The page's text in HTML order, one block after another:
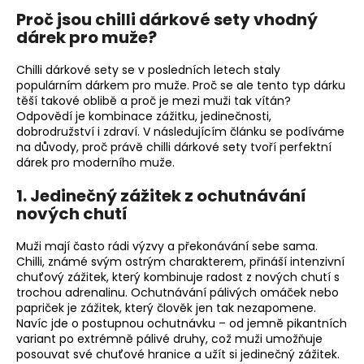
l
a
c
í
p
r
y
ý
p
i
s
u
Proč jsou chilli dárkové sety vhodný
dárek pro muže?
Chilli dárkové sety se v posledních letech staly
populárním dárkem pro muže. Proč se ale tento typ dárku
těší takové oblibě a proč je mezi muži tak vítán?
Odpovědí je kombinace zážitku, jedinečnosti,
dobrodružství i zdraví. V následujícím článku se podíváme
na důvody, proč právě chilli dárkové sety tvoří perfektní
dárek pro moderního muže.
1.Jedinečný zážitek z ochutnávání
nových chutí
Muži mají často rádi výzvy a překonávání sebe sama.
Chilli, známé svým ostrým charakterem, přináší intenzivní
chuťový zážitek, který kombinuje radost z nových chutí s
trochou adrenalinu. Ochutnávání pálivých omáček nebo
papriček je zážitek, který člověk jen tak nezapomene.
Navíc jde o postupnou ochutnávku – od jemně pikantních
variant po extrémně pálivé druhy, což muži umožňuje
posouvat své chuťové hranice a užít si jedinečný zážitek.